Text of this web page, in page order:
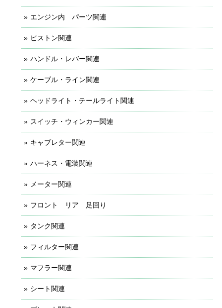
エンジン内 パーツ関連
ピストン関連
ハンドル・レバー関連
ケーブル・ライン関連
ヘッドライト・テールライト関連
スイッチ・ウィンカー関連
キャブレター関連
ハーネス・電装関連
メーター関連
フロント リア 足回り
タンク関連
フィルター関連
マフラー関連
シート関連